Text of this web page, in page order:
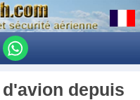
depuis